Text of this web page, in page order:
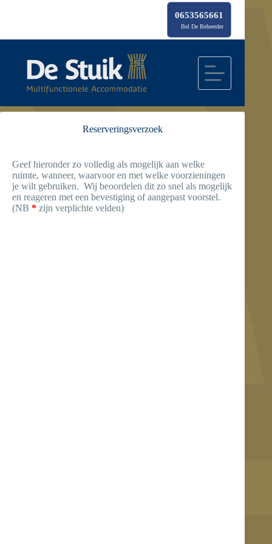
inhoud
0653565661
Bel De Beheerder
Reserveringsverzoek
Geef hieronder zo volledig als mogelijk aan welke
ruimte, wanneer, waarvoor en met welke voorzieningen
je wilt gebruiken. Wij beoordelen dit zo snel als mogelijk
en reageren met een bevestiging of aangepast voorstel.
(NB * zijn verplichte velden)